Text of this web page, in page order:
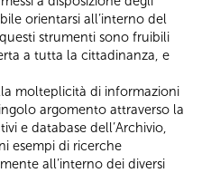
orientarsi all’interno del
strumenti sono fruibili
a tutta la cittadinanza, e
molteplicità di informazioni
argomento attraverso la
e database dell’Archivio,
esempi di ricerche
all’interno dei diversi